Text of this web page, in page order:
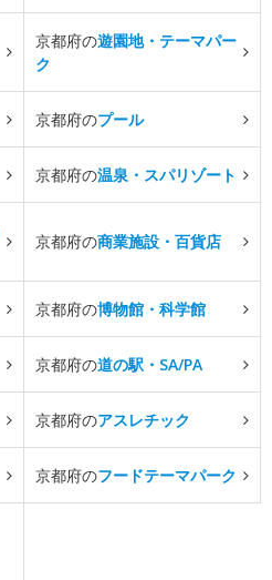
京都府の遊園地・テーマパー
ク
京都府のプール
京都府の温泉・スパリゾート
京都府の商業施設・百貨店
京都府の博物館・科学館
京都府の道の駅・SA/PA
京都府のアスレチック
京都府のフードテーマパーク